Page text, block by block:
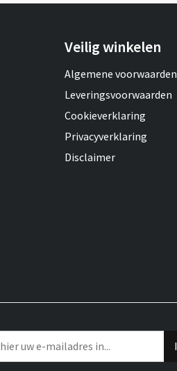
Veilig winkelen
Algemene voorwaarden
Leveringsvoorwaarden
Cookieverklaring
Privacyverklaring
Disclaimer